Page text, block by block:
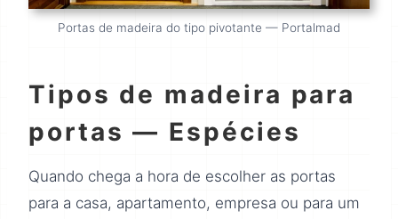
Portas de madeira do tipo pivotante — Portalmad
Tipos de madeira para
portas — Espécies
Quando chega a hora de escolher as portas
para a casa, apartamento, empresa ou para um